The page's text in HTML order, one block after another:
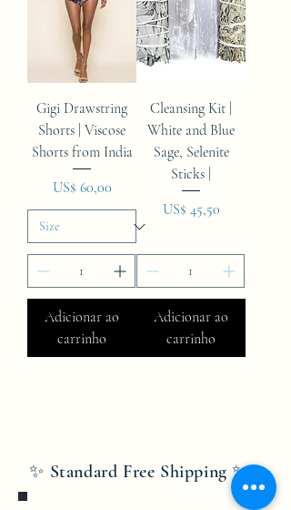
Gigi Drawstring
Shorts | Viscose
Shorts from India
Preço
US$ 60,00
Adicionar ao
carrinho
Cleansing Kit |
White and Blue
Sage, Selenite
Sticks |
Preço
US$ 45,50
Adicionar ao
carrinho
✨ Standard Free Shipping ✨